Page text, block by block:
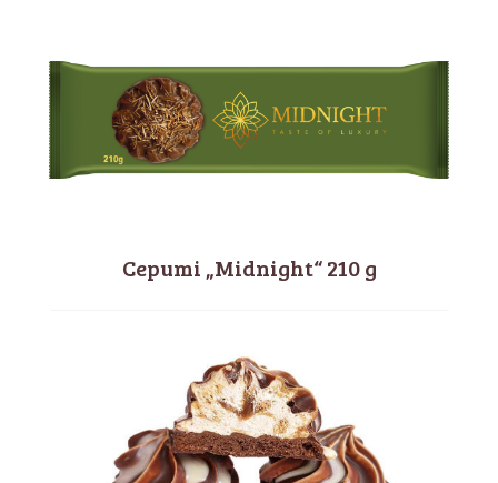
Cepumi „Midnight“ 210 g